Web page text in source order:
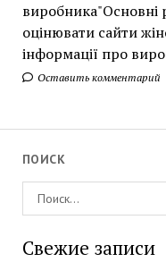
виробника"Основні
оцінювати сайти
інформації про
Оставить комментарий
ПОИСК
Свежие записи